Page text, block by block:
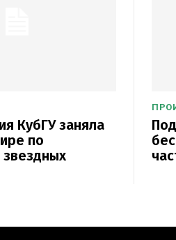
КубГУ заняла
по
звездных